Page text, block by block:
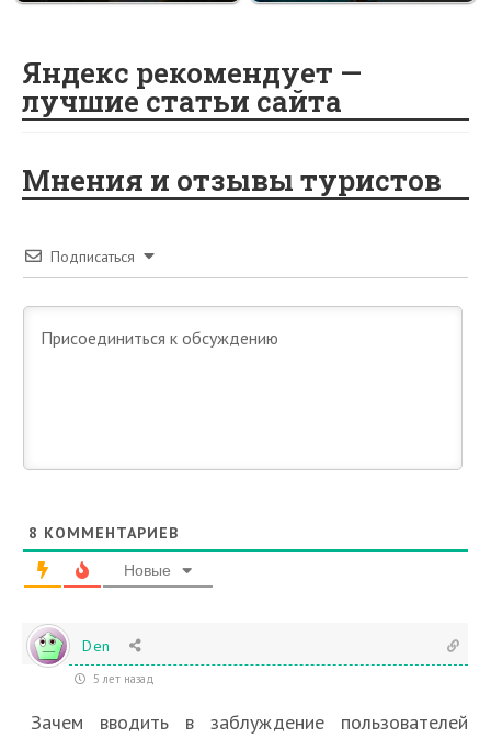
Яндекс рекомендует —
лучшие статьи сайта
Мнения и отзывы туристов
Подписаться
8 КОММЕНТАРИЕВ
Новые
Den
5 лет назад
Зачем вводить в заблуждение пользователей